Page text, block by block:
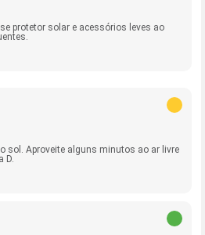
protetor solar e acessórios leves ao
sol. Aproveite alguns minutos ao ar livre
D.